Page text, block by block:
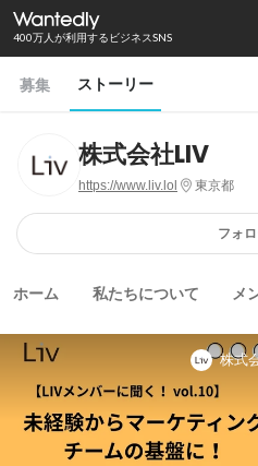
400万人が利用するビジネスSNS
募集 ストーリー
株式会社LIV
https://www.liv.lol 東京都
フォ
ホーム 私たちについて メ
株式